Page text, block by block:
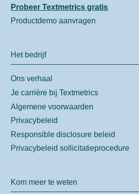
Probeer Textmetrics gratis
Productdemo aanvragen
Het bedrijf
Ons verhaal
Je carrière bij Textmetrics
Algemene voorwaarden
Privacybeleid
Responsible disclosure beleid
Privacybeleid sollicitatieprocedure
Kom meer te weten